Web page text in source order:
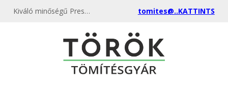
Kiváló minőségű Prespánlemez 700x1000x0,20 kedvező áron, egyenest a gyártótól, rendeld meg most és csatlakozz a több ezer elégedett vásárlóhoz. tomites@..KATTINTS